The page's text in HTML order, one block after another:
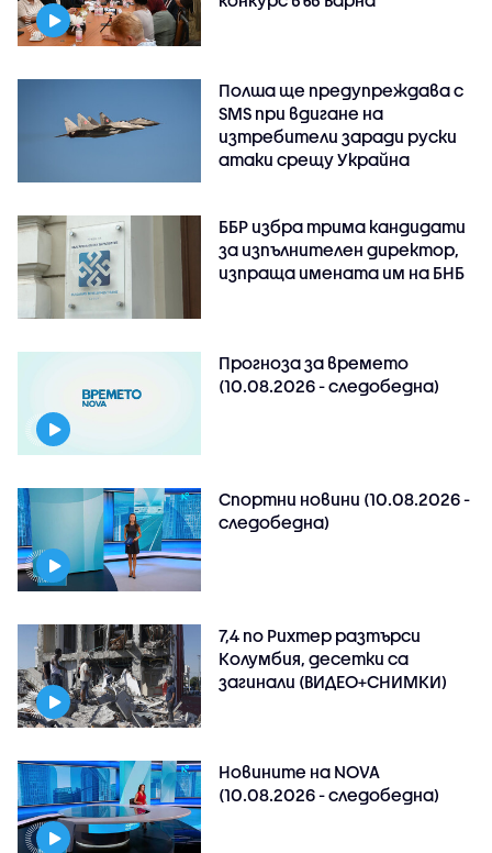
Полша ще предупреждава с
SMS при вдигане на
изтребители заради руски
атаки срещу Украйна
ББР избра трима кандидати
за изпълнителен директор,
изпраща имената им на БНБ
Прогноза за времето
(10.08.2026 - следобедна)
Спортни новини (10.08.2026 -
следобедна)
7,4 по Рихтер разтърси
Колумбия, десетки са
загинали (ВИДЕО+СНИМКИ)
Новините на NOVA
(10.08.2026 - следобедна)